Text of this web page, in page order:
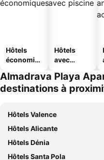
Hôtels
économiq
Hôtels
avec
Almadrava Playa
destinations à
Hôtels Valence
Hôtels Alicante
Hôtels Dénia
Hôtels Santa Pola